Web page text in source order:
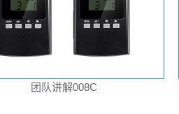
团队讲解008C